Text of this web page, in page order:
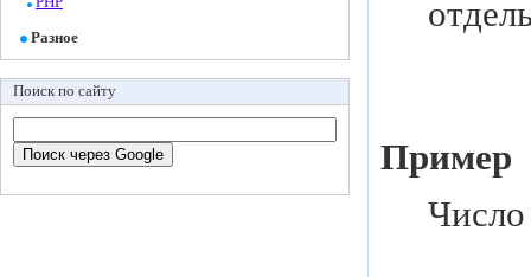
Разное
Поиск по сайту
Пример